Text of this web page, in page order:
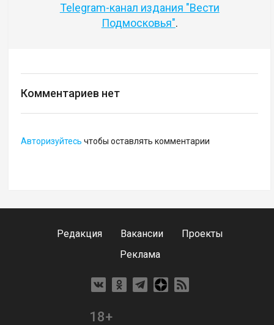
Telegram-канал издания "Вести
Подмосковья".
Комментариев нет
Авторизуйтесь чтобы оставлять комментарии
Редакция Вакансии
Проекты
Реклама
18+